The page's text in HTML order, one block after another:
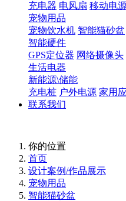
充电器 电风扇 移动电
宠物用品
宠物饮水机 智能猫砂盆
智能硬件
GPS定位器 网络摄像头
生活电器
新能源\储能
充电桩 户外电源 家用
联系我们
你的位置
首页
设计案例/作品展示
宠物用品
智能猫砂盆